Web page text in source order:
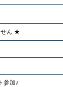
せん ★
参加♪